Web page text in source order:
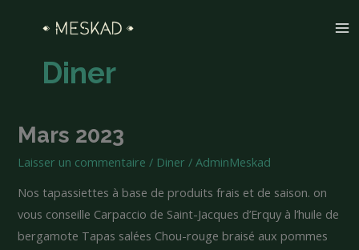
Diner
Mars 2023
Laisser un commentaire / Diner /AdminMeskad
Nos tapassiettes à base de produits frais et de saison. on
vous conseille Carpaccio de Saint-Jacques d’Erquy à l’huile de
bergamote Tapas salées Chou-rouge braisé aux pommes
Mars